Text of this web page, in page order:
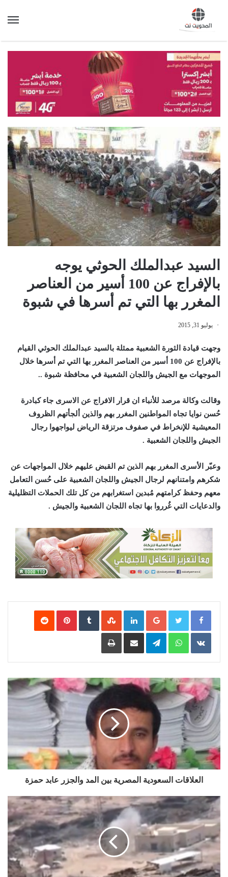
السيد عبدالملك الحوثي يوجه
بالإفراج عن 100 أسير من العناصر
المغرر بها التي تم أسرها في شبوة
يوليو 31, 2015
وجهت قيادة الثورة الشعبية ممثلة بالسيد عبدالملك الحوثي القيام
بالإفراج عن 100 أسير من العناصر المغرر بها التي تم أسرها خلال
الموجهات مع الجيش واللجان الشعبية في محافظة شبوة ..
وقالت وكالة مرصد للأنباء ان قرار الافراج عن الاسرى جاء كبادرة
حُسن نوايا تجاه المواطنين المغرر بهم والذين ألجأتهم الظروف
المعيشية للإنخراط في صفوف مرتزقة الرياض ليواجهوا رجال
الجيش واللجان الشعبية .
وعبّر الأسرى المغرر بهم الذين تم القبض عليهم خلال المواجهات عن
شكرهم وامتنانهم لرجال الجيش واللجان الشعبية على حُسن التعامل
معهم وحفظ كرامتهم مُبدين استغرابهم من كل تلك الحملات التظليلية
والدعايات التي غُرروا بها تجاه اللجان الشعبية والجيش .
Google+
LinkedIn
‏StumbleUpon
‏VKontakte
WhatsApp
Telegram مشاركة عبر البريد طباعة
العلاقات السعودية المصرية بين المد والجزر عابد حمزة